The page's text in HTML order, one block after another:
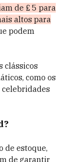
de £ 5 para
altos para
podem
clássicos
como os
celebridades
de estoque,
de garantir